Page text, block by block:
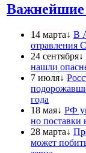
Важнейшие
14 марта↓ В
отравления
24 сентября↓
нашли
7 июля↓
года
18 мая↓ РФ
но поставки
28 марта↓
может